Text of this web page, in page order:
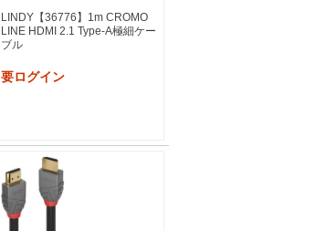
LINDY【36776】1m CROMO
LINE HDMI 2.1 Type-A極細ケー
ブル
要ログイン